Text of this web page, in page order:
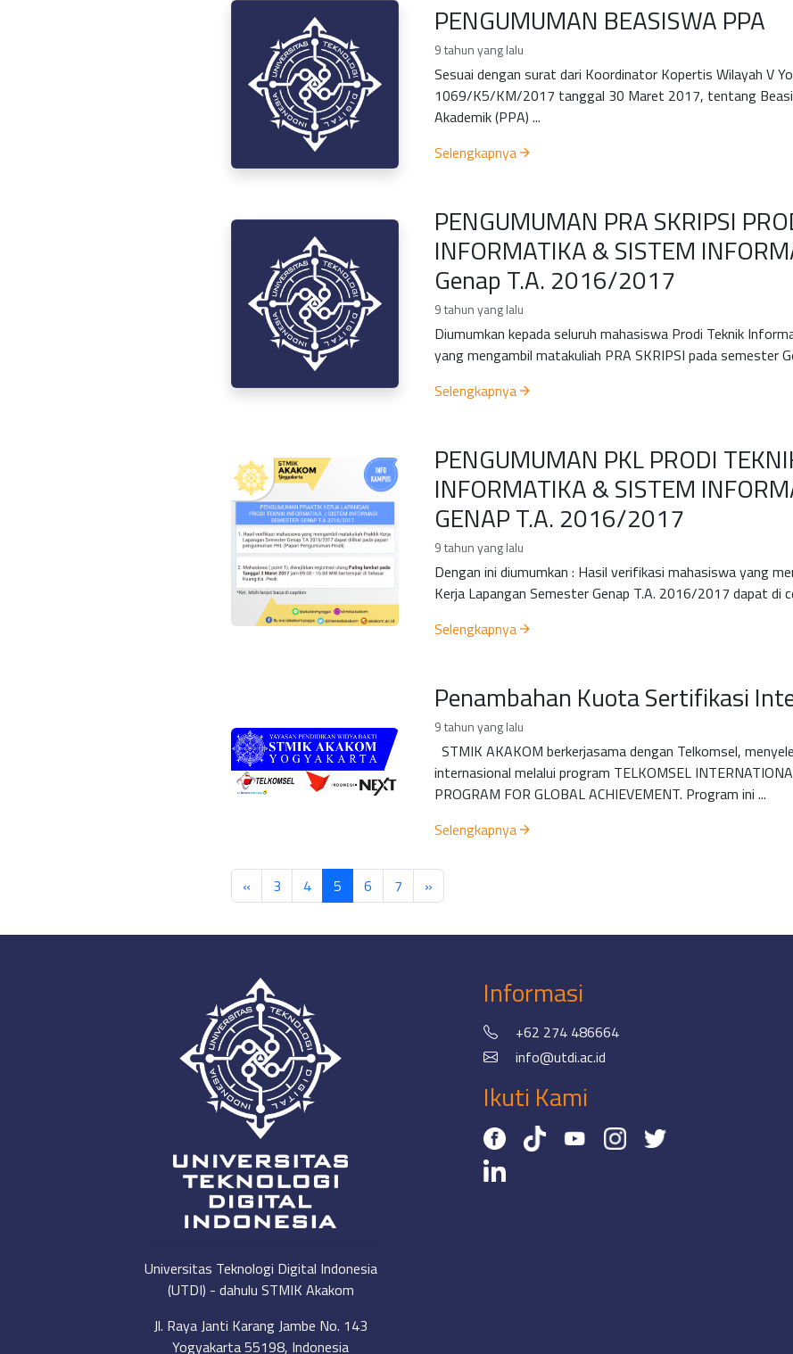
PENGUMUMAN BEASISWA PPA
9 tahun yang lalu
Sesuai dengan surat dari Koordinator Kopertis Wilayah V
1069/K5/KM/2017 tanggal 30 Maret 2017, tentang
Akademik (PPA) ...
Selengkapnya
PENGUMUMAN PRA SKRIPSI
INFORMATIKA & SISTEM
Genap T.A. 2016/2017
9 tahun yang lalu
Diumumkan kepada seluruh mahasiswa Prodi Teknik
yang mengambil matakuliah PRA SKRIPSI pada semester
Selengkapnya
PENGUMUMAN PKL PRODI
INFORMATIKA & SISTEM
GENAP T.A. 2016/2017
9 tahun yang lalu
Dengan ini diumumkan : Hasil verifikasi mahasiswa yang
Kerja Lapangan Semester Genap T.A. 2016/2017 dapat di
Selengkapnya
Penambahan Kuota Sertifikasi
9 tahun yang lalu
STMIK AKAKOM berkerjasama dengan Telkomsel,
internasional melalui program TELKOMSEL
PROGRAM FOR GLOBAL ACHIEVEMENT. Program ini ...
Selengkapnya
« 3 4 5 6 7 »
Universitas Teknologi Digital Indonesia
(UTDI) - dahulu STMIK Akakom
Jl. Raya Janti Karang Jambe No. 143
Yogyakarta 55198, Indonesia
Informasi
+62 274 486664
info@utdi.ac.id
Ikuti Kami